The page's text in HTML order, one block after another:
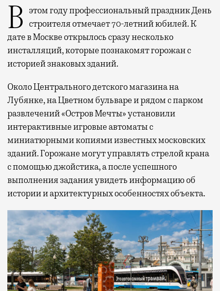
В этом году профессиональный праздник День строителя отмечает 70-летний юбилей. К
дате в Москве открылось сразу несколько
инсталляций, которые познакомят горожан с
историей знаковых зданий.
Около Центрального детского магазина на
Лубянке, на Цветном бульваре и рядом с парком
развлечений «Остров Мечты» установили
интерактивные игровые автоматы с
миниатюрными копиями известных московских
зданий. Горожане могут управлять стрелой крана
с помощью джойстика, а после успешного
выполнения задания увидеть информацию об
истории и архитектурных особенностях объекта.